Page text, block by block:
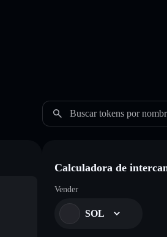
Buscar tokens por
Calculadora de
Vender
SOL